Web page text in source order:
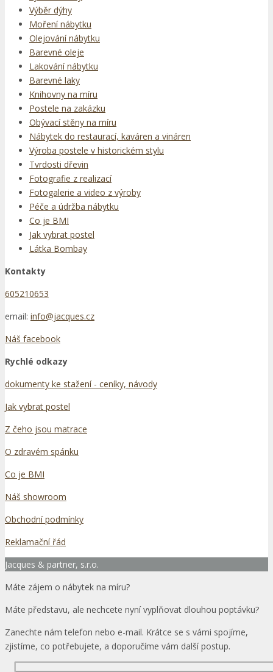
Výběr dýhy
Moření nábytku
Olejování nábytku
Barevné oleje
Lakování nábytku
Barevné laky
Knihovny na míru
Postele na zakázku
Obývací stěny na míru
Nábytek do restaurací, kaváren a vináren
Výroba postele v historickém stylu
Tvrdosti dřevin
Fotografie z realizací
Fotogalerie a video z výroby
Péče a údržba nábytku
Co je BMI
Jak vybrat postel
Látka Bombay
Kontakty
605210653
email: info@jacques.cz
Náš facebook
Rychlé odkazy
dokumenty ke stažení - ceníky, návody
Jak vybrat postel
Z čeho jsou matrace
O zdravém spánku
Co je BMI
Náš showroom
Obchodní podmínky
Reklamační řád
Jacques & partner, s.r.o.
Máte zájem o nábytek na míru?
Máte představu, ale nechcete nyní vyplňovat dlouhou poptávku?
Zanechte nám telefon nebo e-mail. Krátce se s vámi spojíme,
zjistíme, co potřebujete, a doporučíme vám další postup.